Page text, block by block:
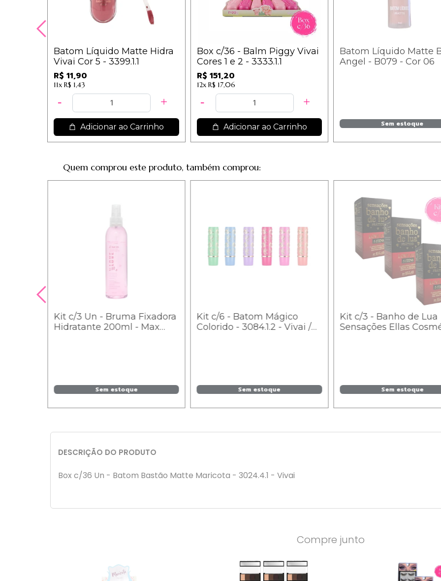
Batom Líquido Matte Hidra
Vivai Cor 5 - 3399.1.1
R$ 11,90
11x R$ 1,43
Adicionar ao Carrinho
Box c/36 - Balm Piggy Vivai
Cores 1 e 2 - 3333.1.1
R$ 151,20
12x R$ 17,06
Adicionar ao Carrinho
Batom Líquido Matte
Angel - B079 - Cor 06
Sem estoque
Quem comprou este produto, também comprou:
Kit c/3 Un - Bruma Fixadora
Hidratante 200ml - Max
Sem estoque
Kit c/6 - Batom Mágico
Colorido - 3084.1.2 - Vivai /
Sem estoque
Kit c/3 - Banho de Lua
Sensações Ellas
Sem estoque
DESCRIÇÃO DO PRODUTO
Box c/36 Un - Batom Bastão Matte Maricota - 3024.4.1 - Vivai
Compre junto